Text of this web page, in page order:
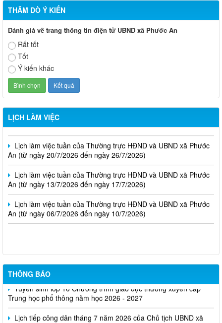
THĂM DÒ Ý KIẾN
Đánh giá về trang thông tin điện tử UBND xã Phước An
Rất tốt
Tốt
Ý kiến khác
LỊCH LÀM VIỆC
Lịch làm việc tuần của Thường trực HĐND và UBND xã Phước
An (từ ngày 03/8/2026 đến ngày 07/8/2026)
Lịch làm việc tuần của Thường trực HĐND và UBND xã Phước
An (từ ngày 20/7/2026 đến ngày 26/7/2026)
Lịch làm việc tuần của Thường trực HĐND và UBND xã Phước
An (từ ngày 13/7/2026 đến ngày 17/7/2026)
Lịch làm việc tuần của Thường trực HĐND và UBND xã Phước
An (từ ngày 06/7/2026 đến ngày 10/7/2026)
THÔNG BÁO
Tuyển sinh lớp 10 Chương trình giáo dục thường xuyên cấp
Trung học phổ thông năm học 2026 - 2027
Lịch tiếp công dân tháng 7 năm 2026 của Chủ tịch UBND xã